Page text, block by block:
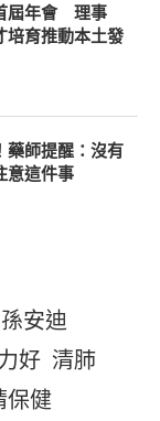
屆年會 理事
培育推動本土發
藥師提醒：沒有
意這件事
孫安迪
好 清肺
保健